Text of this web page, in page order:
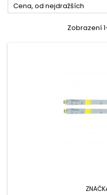
Cena, od nejdražších
Zobrazení